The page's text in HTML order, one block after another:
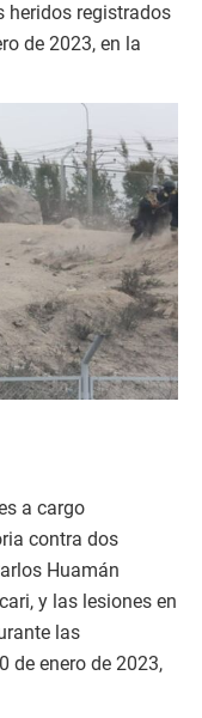
heridos registrados
de 2023, en la
a cargo
contra dos
Huamán
y las lesiones en
las
de enero de 2023,